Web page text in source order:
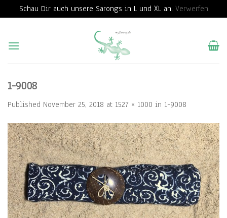
Schau Dir auch unsere Sarongs in L und XL an. Verwerfen
content
1-9008
Published November 25, 2018 at 1527 × 1000 in 1-9008